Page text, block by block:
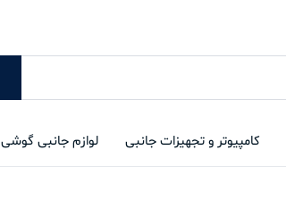
کامپیوتر و تجهیزات جانبی لوازم جانبی گوشی